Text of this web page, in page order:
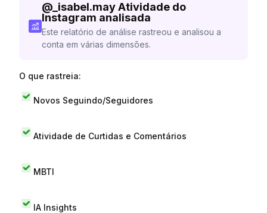
@_isabel.may Atividade do
Instagram analisada
Este relatório de análise rastreou e analisou a
conta em várias dimensões.
O que rastreia:
Novos Seguindo/Seguidores
Atividade de Curtidas e Comentários
MBTI
IA Insights